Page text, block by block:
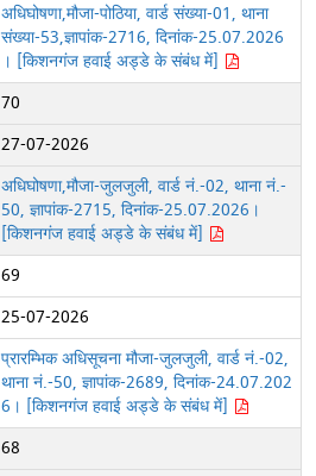
अधिघोषणा,मौजा-पोठिया, वार्ड संख्या-01, थाना
संख्या-53,ज्ञापांक-2716, दिनांक-25.07.2026
। [किशनगंज हवाई अड्डे के संबंध में]
70
27-07-2026
अधिघोषणा,मौजा-जुलजुली, वार्ड नं.-02, थाना नं.-
50, ज्ञापांक-2715, दिनांक-25.07.2026।
[किशनगंज हवाई अड्डे के संबंध में]
69
25-07-2026
प्रारम्भिक अधिसूचना मौजा-जुलजुली, वार्ड नं.-02,
थाना नं.-50, ज्ञापांक-2689, दिनांक-24.07.202
6। [किशनगंज हवाई अड्डे के संबंध में]
68